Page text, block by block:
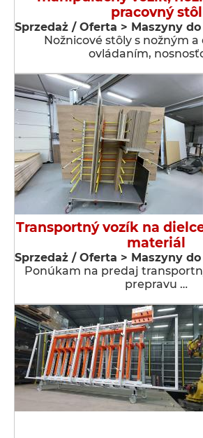
pracovný stôl
Sprzedaż / Oferta > Maszyny
Nožnicové stôly s nožným
ovládaním,
Transportný vozík na
materiál
Sprzedaż / Oferta > Maszyny
Ponúkam na predaj
prepravu …